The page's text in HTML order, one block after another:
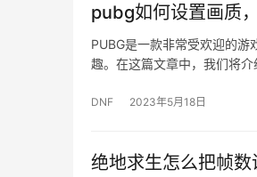
pubg如何设置画质
PUBG是一款非常受欢迎的
趣。在这篇文章中，我们将
DNF 2023年5月18日
绝地求生怎么把帧数